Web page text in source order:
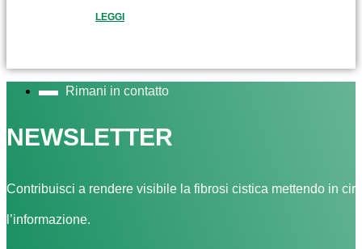
LEGGI
Rimani in contatto
NEWSLETTER
Contribuisci a rendere visibile la fibrosi cistica mettendo in
l’informazione.